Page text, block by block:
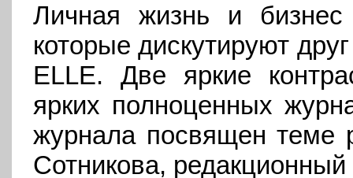
Личная жизнь и
которые дискутируют
ELLE. Две яркие
ярких полноценных
журнала посвящен теме
Сотникова,